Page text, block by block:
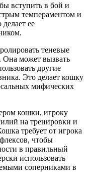
вступить в бой и
темпераментом и
ее
теневые
Она может вызвать
другие
Это делает кошку
мифических
кошки, игроку
на тренировки и
требует от игрока
чтобы
в правильный
использовать
соперниками в